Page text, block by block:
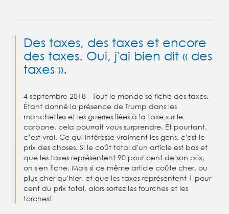
Des taxes, des taxes et encore
des taxes. Oui, j'ai bien dit « des
taxes ».
4 septembre 2018 - Tout le monde se fiche des taxes.
Étant donné la présence de Trump dans les
manchettes et les guerres liées à la taxe sur le
carbone, cela pourrait vous surprendre. Et pourtant,
c’est vrai. Ce qui intéresse vraiment les gens, c'est le
prix des choses. Si le coût total d'un article est bas et
que les taxes représentent 90 pour cent de son prix,
on s'en fiche. Mais si ce même article coûte cher, ou
plus cher qu'hier, et que les taxes représentent 1 pour
cent du prix total, alors sortez les fourches et les
torches!